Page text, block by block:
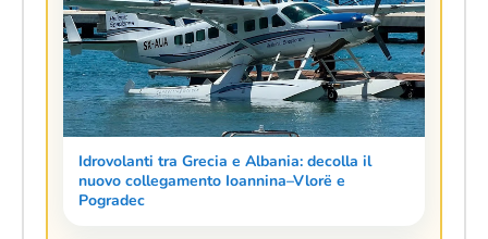
Idrovolanti tra Grecia e Albania: decolla il
nuovo collegamento Ioannina–Vlorë e
Pogradec